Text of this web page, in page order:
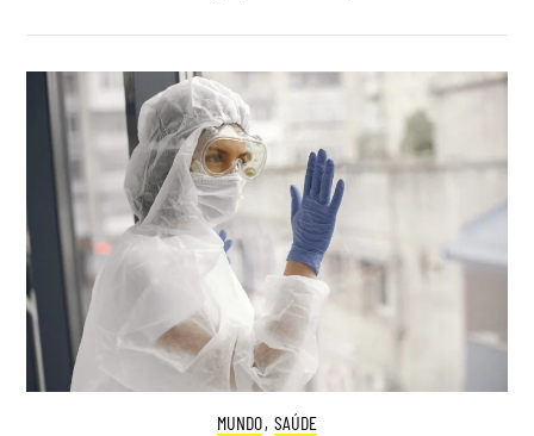
MUNDO, SAÚDE